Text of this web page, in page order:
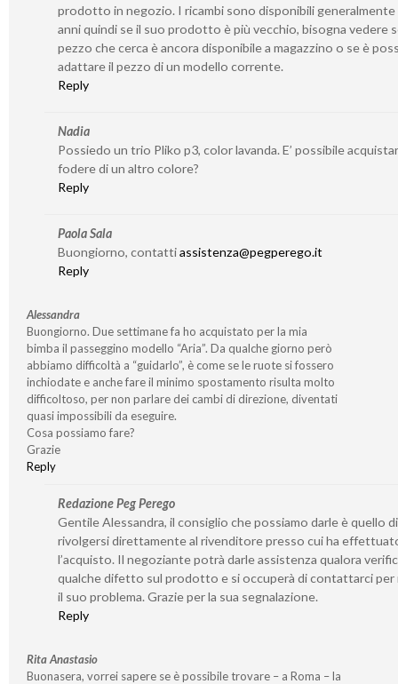
prodotto in negozio. I ricambi sono disponibili generalmente
anni quindi se il suo prodotto è più vecchio, bisogna vedere
pezzo che cerca è ancora disponibile a magazzino o se è
adattare il pezzo di un modello corrente.
Reply
Nadia
Possiedo un trio Pliko p3, color lavanda. E’ possibile
fodere di un altro colore?
Reply
Paola Sala
Buongiorno, contattiassistenza@pegperego.it
Reply
Alessandra
Buongiorno. Due settimane fa ho acquistato per la mia
bimba il passeggino modello “Aria”. Da qualche giorno però
abbiamo difficoltà a “guidarlo”, è come se le ruote si fossero
inchiodate e anche fare il minimo spostamento risulta molto
difficoltoso, per non parlare dei cambi di direzione, diventati
quasi impossibili da eseguire.
Cosa possiamo fare?
Grazie
Reply
Redazione Peg Perego
Gentile Alessandra, il consiglio che possiamo darle è quello di
rivolgersi direttamente al rivenditore presso cui ha
l’acquisto. Il negoziante potrà darle assistenza qualora
qualche difetto sul prodotto e si occuperà di contattarci per
il suo problema. Grazie per la sua segnalazione.
Reply
Rita Anastasio
Buonasera, vorrei sapere se è possibile trovare – a Roma – la